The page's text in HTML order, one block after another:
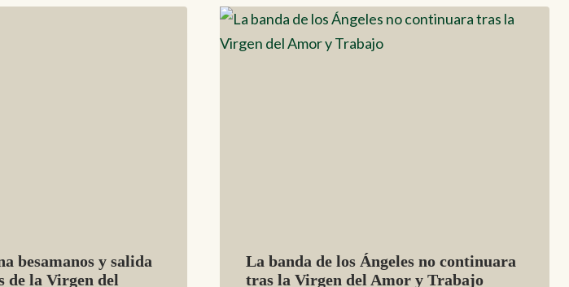
besamanos y salida
de la Virgen del
La banda de los Ángeles no continuara
tras la Virgen del Amor y Trabajo